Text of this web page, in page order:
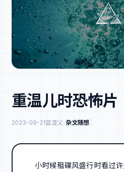
重温儿时恐怖片
2023-09-21蓝湿父 杂文随想
小时候租碟风盛行时看过